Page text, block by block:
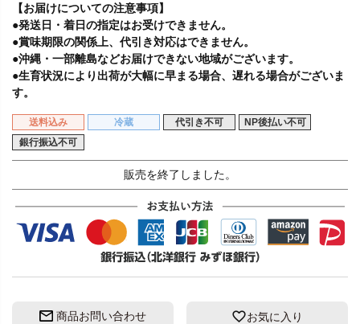
【お届けについての注意事項】
●発送日・着日の指定はお受けできません。
●賞味期限の関係上、代引き対応はできません。
●沖縄・一部離島などお届けできない地域がございます。
●生育状況により出荷が大幅に早まる場合、遅れる場合がございま
す。
送料込み 冷蔵 代引き不可
NP後払い不可
銀行振込不可
販売を終了しました。
商品お問い合わせ お気に入り